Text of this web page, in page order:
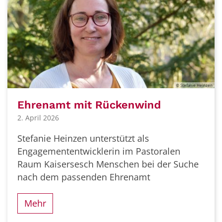
© Stefanie Heinzen
Ehrenamt mit Rückenwind
2. April 2026
Stefanie Heinzen unterstützt als
Engagemententwicklerin im Pastoralen
Raum Kaisersesch Menschen bei der Suche
nach dem passenden Ehrenamt
Mehr